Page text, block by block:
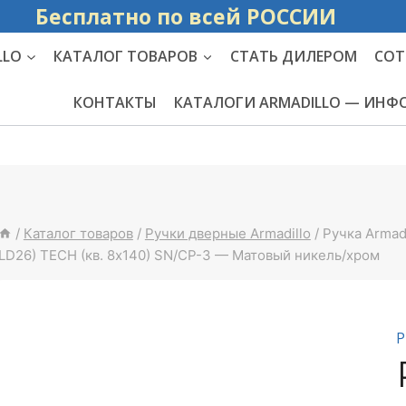
Бесплатно по
КАТАЛОГ ТОВАРОВ СТАТЬ ДИЛЕРОМ
КОНТАКТЫ КАТАЛОГИ ARMADILLO —
/ Каталог товаров / Ручки дверные Armadillo / Ручка
LD26) TECH (кв. 8х140) SN/CP-3 — Матовый никель/хром